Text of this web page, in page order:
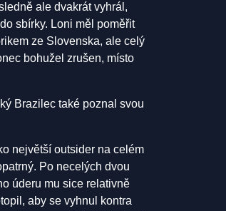
ale dvakrát vyhrál,
sbírky. Loni měl poměřit
ze Slovenska, ale celý
bohužel zrušen, místo
Brazilec také poznal svou
největší outsider na celém
Po necelých dvou
úderu mu sice relativně
aby se vyhnul kontra